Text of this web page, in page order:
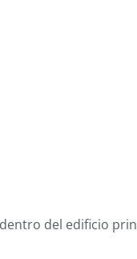
del edificio